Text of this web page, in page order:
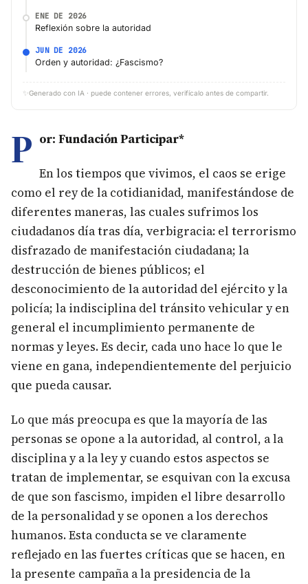
ENE DE 2026
Reflexión sobre la autoridad
JUN DE 2026
Orden y autoridad: ¿Fascismo?
✨ Generado con IA · puede contener errores, verifícalo antes de compartir.
P or: Fundación Participar*
En los tiempos que vivimos, el caos se erige
como el rey de la cotidianidad, manifestándose de
diferentes maneras, las cuales sufrimos los
ciudadanos día tras día, verbigracia: el terrorismo
disfrazado de manifestación ciudadana; la
destrucción de bienes públicos; el
desconocimiento de la autoridad del ejército y la
policía; la indisciplina del tránsito vehicular y en
general el incumplimiento permanente de
normas y leyes. Es decir, cada uno hace lo que le
viene en gana, independientemente del perjuicio
que pueda causar.
Lo que más preocupa es que la mayoría de las
personas se opone a la autoridad, al control, a la
disciplina y a la ley y cuando estos aspectos se
tratan de implementar, se esquivan con la excusa
de que son fascismo, impiden el libre desarrollo
de la personalidad y se oponen a los derechos
humanos. Esta conducta se ve claramente
reflejado en las fuertes críticas que se hacen, en
la presente campaña a la presidencia de la